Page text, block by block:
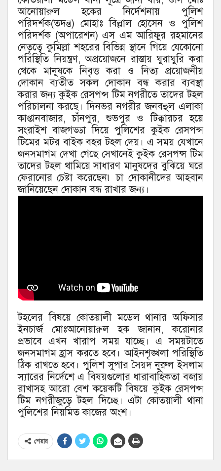
আনোয়ারুল হকের নির্দেশনায় পুলিশ
পরিদর্শক(তদন্ত) মোহাঃ বিল্লাল হোসেন ও পুলিশ
পরিদর্শক (অপারেশন) এস এম আরিফুর রহমানের
নেতৃত্বে কুমিল্লা শহরের বিভিন্ন স্থানে গিয়ে যেকোনো
পরিস্থিতি নিয়ন্ত্রণ, অপ্রয়োজনে রাস্তায় ঘুরাঘুরি করা
থেকে মানুষকে নিবৃত্ত করা ও নিত্য প্রয়োজনীয়
দোকান ব্যতীত সকল দোকান বন্ধ করার ব্যবস্থা
করার জন্য কুইক রেসপন্স টিম নগরীতে তাদের টহল
পরিচালনা করছে। দিনভর নগরীর জনবহুল এলাকা
কাপ্তানবাজার, চাঁনপুর, শুভপুর ও টিক্কারচর হয়ে
সংরাইশ বাজগড্ডা দিয়ে পুলিশের কুইক রেসপন্স
টিমের মটর বাইক বহর টহল দেয়। এ সময় যেখানে
জনসমাগম দেখা গেছে সেখানেই কুইক রেসপন্স টিম
তাদের টহল থামিয়ে সাধারণ মানুষদের বুঝিয়ে ঘরে
ফেরানোর চেষ্টা করেছেন৷ চা দোকানীদের আহবান
জানিয়েছেন দোকান বন্ধ রাখার জন্য।
টহলের বিষয়ে কোতয়ালী মডেল থানার অফিসার
ইনচার্জ মোঃআনোয়ারুল হক জানান, করোনার
প্রভাবে এখন খারাপ সময় যাচ্ছে। এ সময়টাতে
জনসমাগম হ্রাস করতে হবে। আইনশৃঙ্খলা পরিস্থিতি
ঠিক রাখতে হবে। পুলিশ সুপার সৈয়দ নুরুল ইসলাম
স্যারের নির্দেশে এ বিষয়গুলোর ধারাবাহিকতা বজায়
রাখাসহ আরো বেশ কয়েকটি বিষয়ে কুইক রেসপন্স
টিম নগরীজুড়ে টহল দিচ্ছে। এটা কোতয়ালী থানা
পুলিশের নিয়মিত কাজের অংশ।
শেয়ার